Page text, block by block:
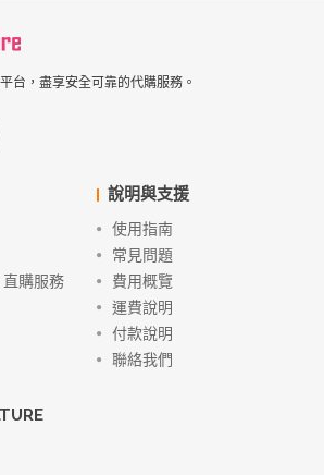
台，盡享安全可靠的代購服務。
購服務
說明與支援
使用指南
常見問題
費用概覽
運費說明
付款說明
聯絡我們